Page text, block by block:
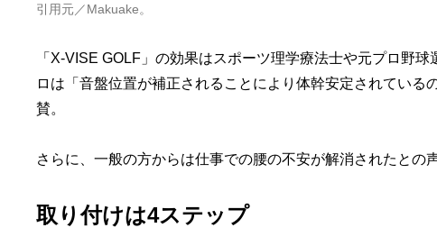
引用元／Makuake。
「X-VISE GOLF」の効果はスポーツ理学療法士や元プロ野
ロは「音盤位置が補正されることにより体幹安定されてい
賛。
さらに、一般の方からは仕事での腰の不安が解消されたとの
取り付けは4ステップ